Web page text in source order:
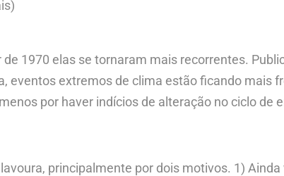
1970 elas se tornaram mais recorrentes.
extremos de clima estão ficando mais
por haver indícios de alteração no ciclo de
principalmente por dois motivos. 1)